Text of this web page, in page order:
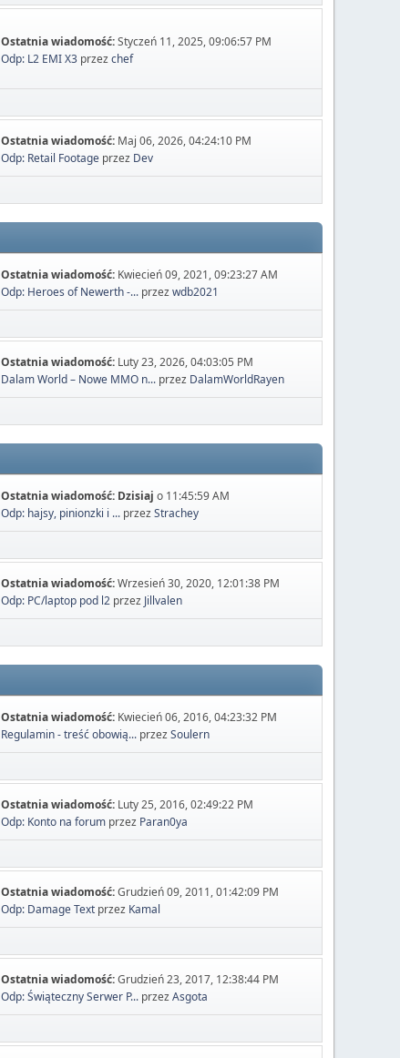
Ostatnia wiadomość:Styczeń 11, 2025, 09:06:57 PM
Odp: L2 EMI X3 przezchef
Ostatnia wiadomość: Maj 06, 2026, 04:24:10 PM
Odp: Retail Footage przez Dev
Ostatnia wiadomość: Kwiecień 09, 2021, 09:23:27 AM
Odp: Heroes of Newerth -... przezwdb2021
Ostatnia wiadomość: Luty 23, 2026, 04:03:05 PM
Dalam World – Nowe MMO n... przez DalamWorldRayen
Ostatnia wiadomość: Dzisiaj o 11:45:59 AM
Odp: hajsy, pinionzki i ... przezStrachey
Ostatnia wiadomość:Wrzesień 30, 2020, 12:01:38 PM
Odp: PC/laptop pod l2 przez Jillvalen
Ostatnia wiadomość: Kwiecień 06, 2016, 04:23:32 PM
Regulamin - treść obowią... przezSoulern
Ostatnia wiadomość: Luty 25, 2016, 02:49:22 PM
Odp: Konto na forum przez Paran0ya
Ostatnia wiadomość:Grudzień 09, 2011, 01:42:09 PM
Odp: Damage Text przez Kamal
Ostatnia wiadomość:Grudzień 23, 2017, 12:38:44 PM
Odp: Świąteczny Serwer P... przezAsgota